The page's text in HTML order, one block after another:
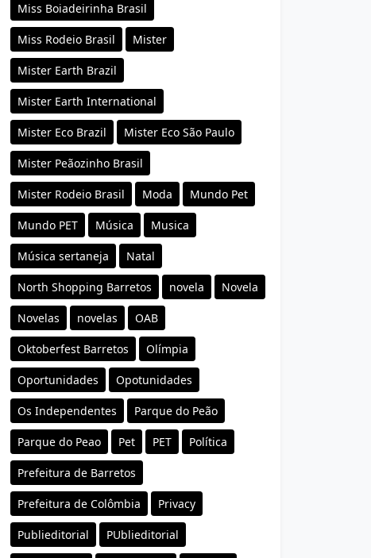
Miss Boiadeirinha Brasil
Miss Rodeio Brasil Mister
Mister Earth Brazil
Mister Earth International
Mister Eco Brazil Mister Eco São Paulo
Mister Peãozinho Brasil
Mister Rodeio Brasil Moda Mundo Pet
Mundo PET Música Musica
Música sertaneja Natal
North Shopping Barretos novela Novela
Novelas novelas OAB
Oktoberfest Barretos Olímpia
Oportunidades Opotunidades
Os Independentes Parque do Peão
Parque do Peao Pet PET Política
Prefeitura de Barretos
Prefeitura de Colômbia Privacy
Publieditorial PUblieditorial